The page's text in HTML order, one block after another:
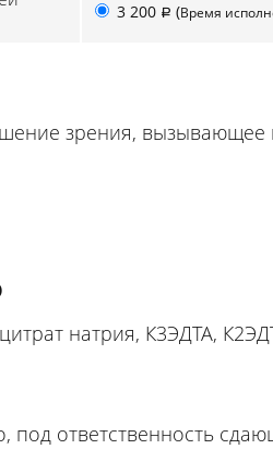
3 200 p (Время
зрения,
натрия, К3ЭДТА,
под ответственность